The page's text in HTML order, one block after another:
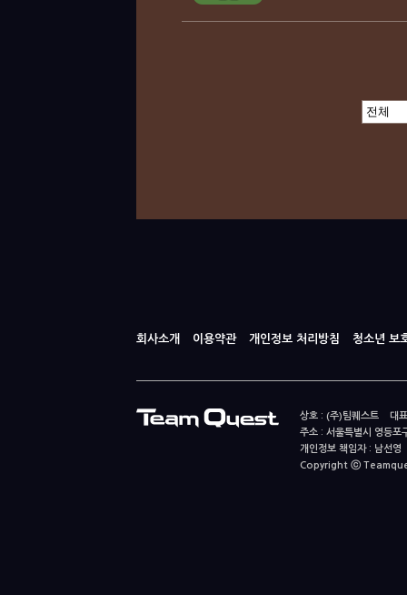
회사소개 이용약관 개인정보 처리방침 청소년 보
상호 : (주)팀퀘스트 대
주소 : 서울특별시 영등
개인정보 책임자 : 남
Copyright ⓒ